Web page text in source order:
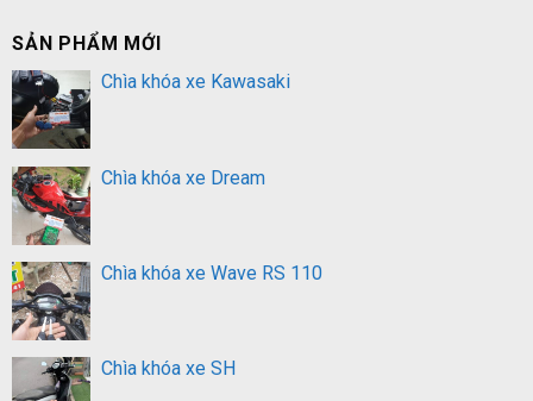
SẢN PHẨM MỚI
Chìa khóa xe Kawasaki
Chìa khóa xe Dream
Chìa khóa xe Wave RS 110
Chìa khóa xe SH